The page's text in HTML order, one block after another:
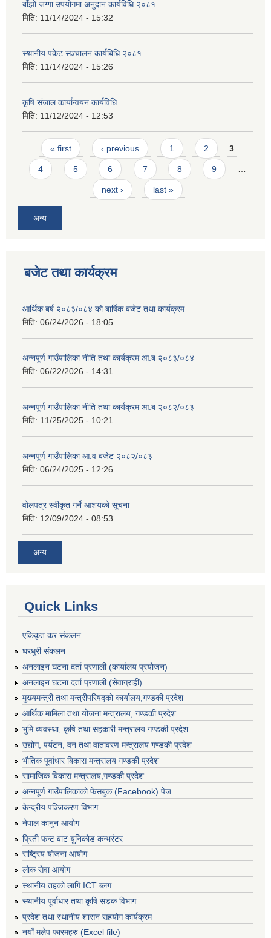
बाँझो जग्गा उपयोगमा अनुदान कार्यविधि २०८१
मिति: 11/14/2024 - 15:32
स्थानीय पकेट सञ्चालन कार्यबिधि २०८१
मिति: 11/14/2024 - 15:26
कृषि संजाल कार्यान्वयन कार्यविधि
मिति: 11/12/2024 - 12:53
Pages
« first ‹ previous 1 2 3
4 5 6 7 8 9 …
next › last »
अन्य
बजेट तथा कार्यक्रम
आर्थिक बर्ष २०८३/०८४ को बार्षिक बजेट तथा कार्यक्रम
मिति: 06/24/2026 - 18:05
अन्नपूर्ण गाउँपालिका नीति तथा कार्यक्रम आ.ब २०८३/०८४
मिति: 06/22/2026 - 14:31
अन्नपूर्ण गाउँपालिका नीति तथा कार्यक्रम आ.ब २०८२/०८३
मिति: 11/25/2025 - 10:21
अन्नपूर्ण गाउँपालिका आ.व बजेट २०८२/०८३
मिति: 06/24/2025 - 12:26
वोलपत्र स्वीकृत गर्ने आशयको सूचना
मिति: 12/09/2024 - 08:53
अन्य
Quick Links
एकिकृत कर संकलन
घरधुरी संकलन
अनलाइन घटना दर्ता प्रणाली (कार्यालय प्रयोजन)
अनलाइन घटना दर्ता प्रणाली (सेवाग्राही)
मुख्यमन्त्री तथा मन्त्रीपरिषद्को कार्यालय,गण्डकी प्रदेश
आर्थिक मामिला तथा योजना मन्त्रालय, गण्डकी प्रदेश
भुमि व्यवस्था, कृषि तथा सहकारी मन्त्रालय गण्डकी प्रदेश
उद्योग, पर्यटन, वन तथा वातावरण मन्त्रालय गण्डकी प्रदेश
भौतिक पूर्वाधार बिकास मन्त्रालय गण्डकी प्रदेश
सामाजिक बिकास मन्त्रालय,गण्डकी प्रदेश
अन्नपूर्ण गाउँपालिकाको फेसबुक (Facebook) पेज
केन्द्रीय पञ्जिकरण विभाग
नेपाल कानुन आयोग
प्रिती फन्ट बाट युनिकोड कन्भर्रटर
राष्ट्रिय योजना आयोग
लोक सेवा आयोग
स्थानीय तहको लागि ICT ब्लग
स्थानीय पूर्वाधार तथा कृषि सडक विभाग
प्रदेश तथा स्थानीय शासन सहयोग कार्यक्रम
नयाँ मलेप फारमहरु (Excel file)